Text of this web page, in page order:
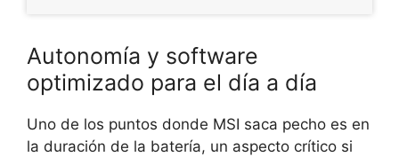
Autonomía y software
optimizado para el día a día
Uno de los puntos donde MSI saca pecho es en
la duración de la batería, un aspecto crítico si